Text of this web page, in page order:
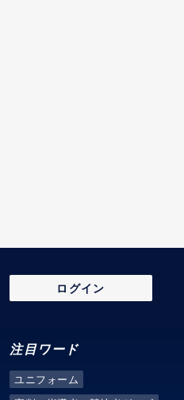
ログイン
注目ワード
ユニフォーム